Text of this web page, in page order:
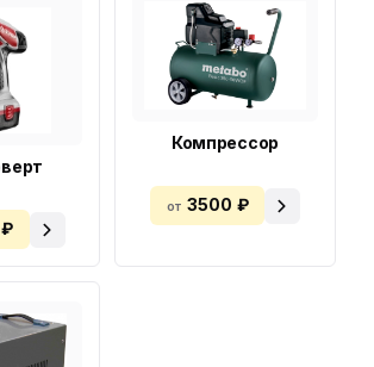
Компрессор
от 3500 ₽